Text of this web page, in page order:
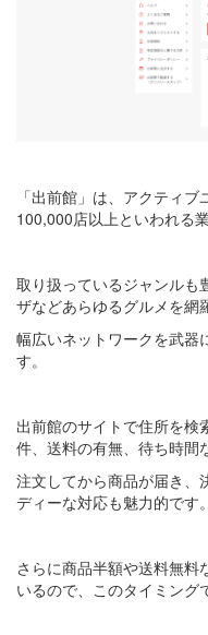
「出前館」は、アクティ
100,000店以上といわれる
取り扱っているジャンルも
ザなどあらゆるグルメを網
幅広いネットワークを武器
す。
出前館のサイトで住所を検
件、送料の有無、待ち時間
注文してから商品が届き、
ディーな対応も魅力的です。
さらに商品半額や送料無料
いるので、このタイミング